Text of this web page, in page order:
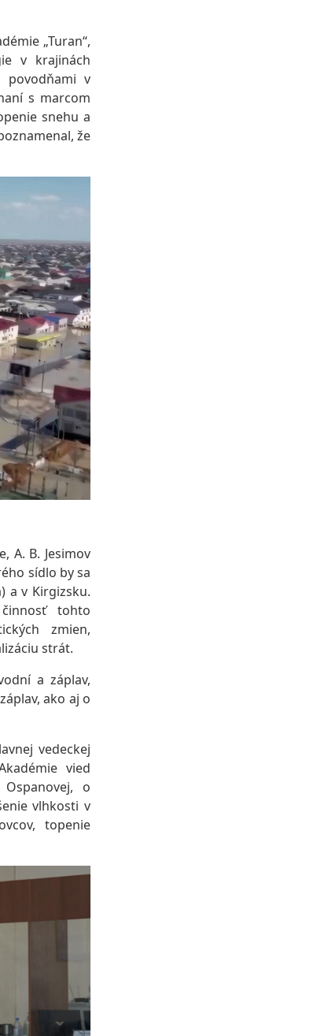
„Turan“,
v krajinách
povodňami v
s marcom
snehu a
že
A. B. Jesimov
sídlo by sa
a v Kirgizsku.
tohto
zmien,
strát.
a záplav,
ako aj o
vedeckej
vied
o
vlhkosti v
topenie